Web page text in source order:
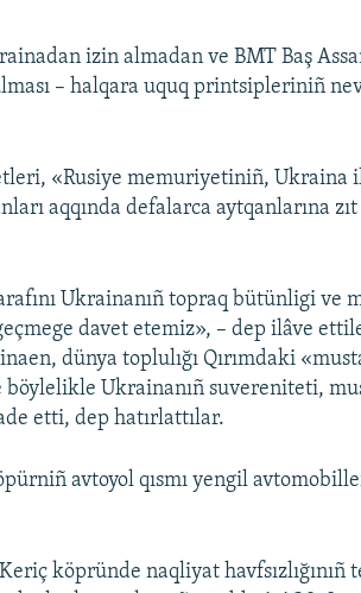
izin almadan ve BMT Baş
– halqara uquq printsipleriniñ
«Rusiye memuriyetiniñ, Ukraina
aqqında defalarca aytqanlarına
Ukrainanıñ topraq bütünligi ve
davet etemiz», – dep ilâve
dünya toplulığı Qırımdaki
böylelikle Ukrainanıñ suvereniteti,
etti, dep hatırlattılar.
avtoyol qısmı yengil
köpründe naqliyat havfsızlığınıñ